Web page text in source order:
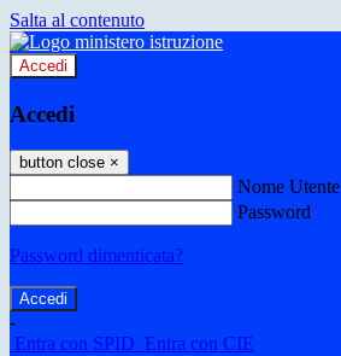
Salta al contenuto
Accedi
Accedi
button close ×
Nome Utente
Password
Password dimenticata?
-
Entra con SPID Entra con CIE